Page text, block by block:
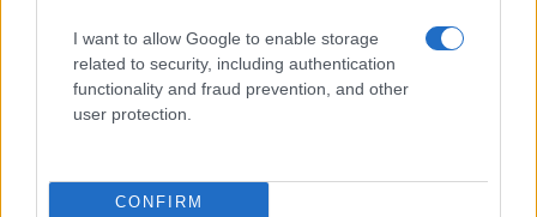
I want to allow Google to enable storage
related to security, including authentication
functionality and fraud prevention, and other
user protection.
CONFIRM
Diferencias entre análisis técnico y fundamental: cuándo
aplicar cada método
Marta Ruiz · 6 Ago 2026
COTIZACIONES CRYPTO